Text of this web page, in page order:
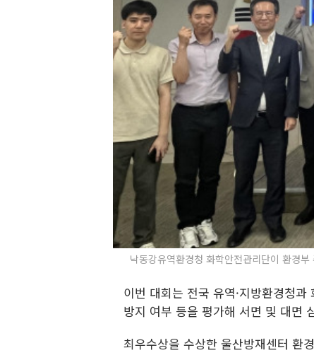
낙동강유역환경청 화학안전관리단이 환경
이번 대회는 전국 유역·지방환경청
방지 여부 등을 평가해 서면 및 대면
최우수상을 수상한 울산방재센터 환